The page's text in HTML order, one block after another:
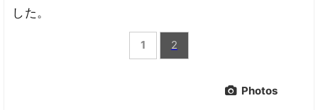
した。
1 2
Photos